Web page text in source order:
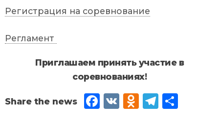
Регистрация на соревнование
Регламент
Приглашаем принять участие в
соревнованиях!
Fac
VK
Od
Tel